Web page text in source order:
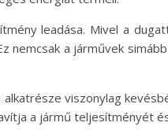
leadása. Mivel a
a járművek
viszonylag
a jármű teljesítményét